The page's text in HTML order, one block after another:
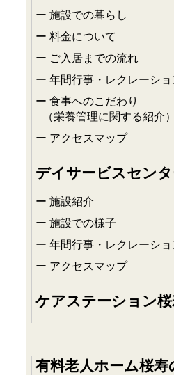
施設での暮らし
料金について
ご入居までの流れ
年間行事・レクレーショ
食事へのこだわり
（栄養管理に関する紹介
アクセスマップ
デイサービスセン
施設紹介
施設での様子
年間行事・レクレーショ
アクセスマップ
ケアステーション
有料老人ホーム桜寿